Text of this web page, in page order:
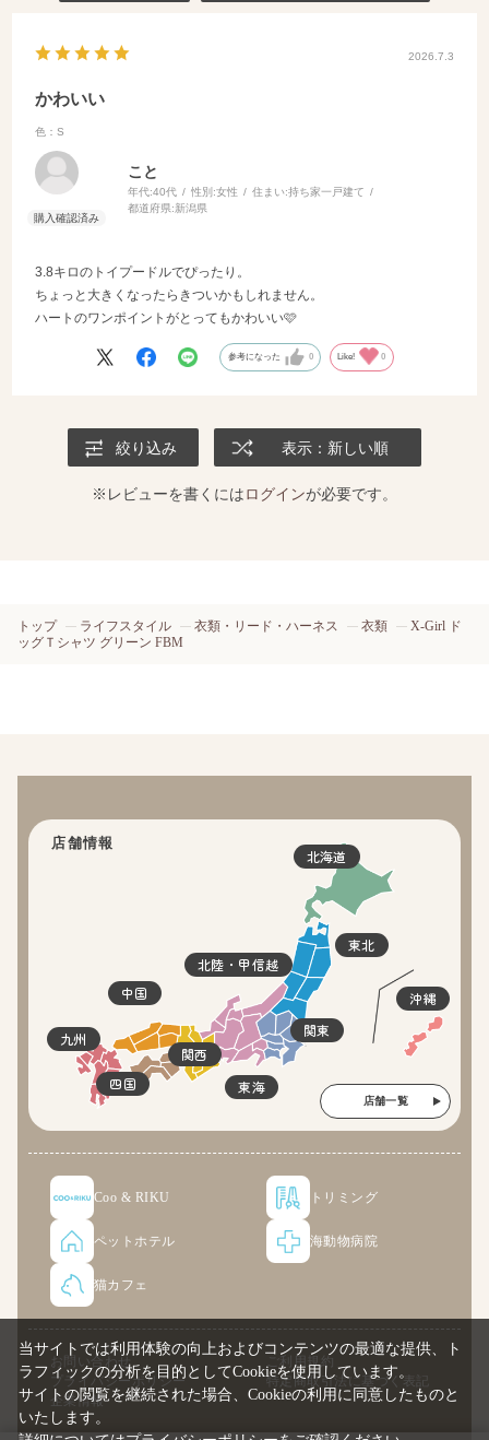
2026.7.3
かわいい
色：S
こと
年代:40代 性別:女性 住まい:持ち家一戸建て
都道府県:新潟県
3.8キロのトイプードルでぴったり。
ちょっと大きくなったらきついかもしれません。
ハートのワンポイントがとってもかわいい🩷
参考になった 0 Like! 0
絞り込み 表示：新しい順
※レビューを書くにはログインが必要です。
トップ ライフスタイル 衣類・リード・ハーネス 衣類
X-Girl ド
ッグＴシャツ グリーン FBM
店舗情報
北海道
東北
関東
北陸・甲信越
東海
関西
四国
中国
九州
沖縄
店舗一覧
Coo & RIKU トリミング
ペットホテル 海動物病院
猫カフェ
お問い合わせ
ご利用規約
プライバシーポリシー
特定商取引法に基づく表記
企業情報
当サイトでは利用体験の向上およびコンテンツの最適な提供、ト
ラフィックの分析を目的としてCookieを使用しています。
サイトの閲覧を継続された場合、Cookieの利用に同意したものと
いたします。